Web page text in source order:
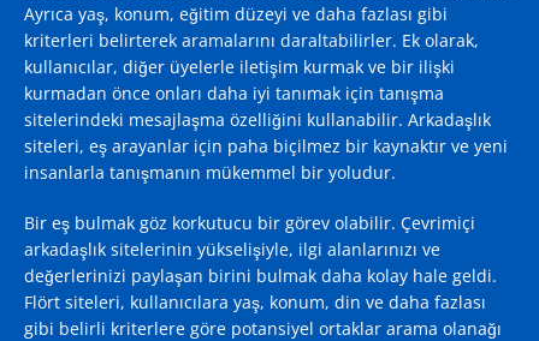
Ayrıca yaş, konum, eğitim düzeyi ve daha fazlası gibi
kriterleri belirterek aramalarını daraltabilirler. Ek olarak,
kullanıcılar, diğer üyelerle iletişim kurmak ve bir ilişki
kurmadan önce onları daha iyi tanımak için tanışma
sitelerindeki mesajlaşma özelliğini kullanabilir. Arkadaşlık
siteleri, eş arayanlar için paha biçilmez bir kaynaktır ve yeni
insanlarla tanışmanın mükemmel bir yoludur.
Bir eş bulmak göz korkutucu bir görev olabilir. Çevrimiçi
arkadaşlık sitelerinin yükselişiyle, ilgi alanlarınızı ve
değerlerinizi paylaşan birini bulmak daha kolay hale geldi.
Flört siteleri, kullanıcılara yaş, konum, din ve daha fazlası
gibi belirli kriterlere göre potansiyel ortaklar arama olanağı